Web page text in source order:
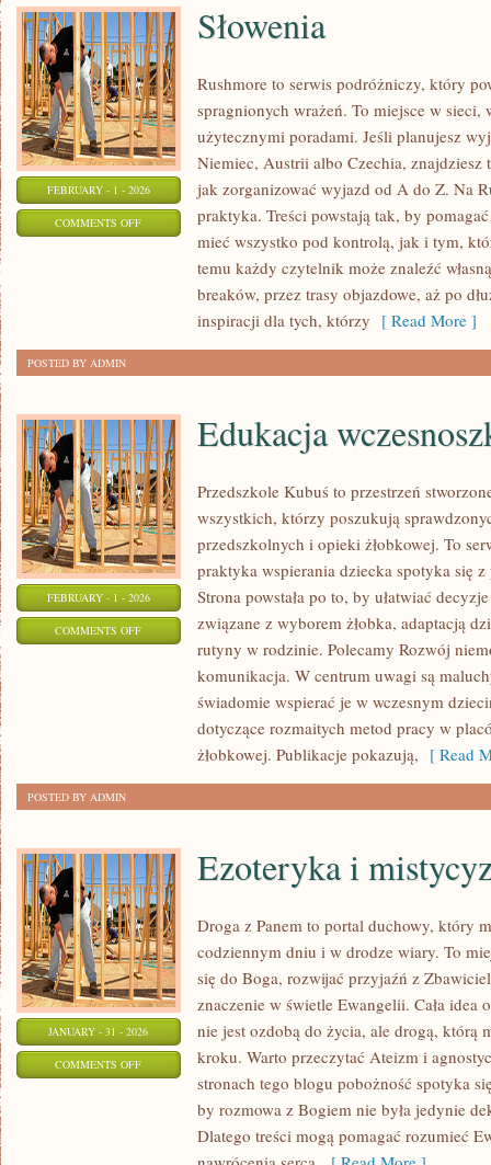
FEBRUARY - 1 - 2026
COMMENTS OFFON
Słowenia
Rushmore to serwis podróżniczy, który
spragnionych wrażeń. To miejsce w sieci,
użytecznymi poradami. Jeśli planujesz
Niemiec, Austrii albo Czechia, znajdziesz
jak zorganizować wyjazd od A do Z. Na
praktyka. Treści powstają tak, by
mieć wszystko pod kontrolą, jak i tym,
temu każdy czytelnik może znaleźć
breaków, przez trasy objazdowe, aż po
inspiracji dla tych, którzy [ Read More ]
POSTED BY ADMIN
FEBRUARY - 1 - 2026
COMMENTS OFFON
WCZESNOSZKOLNA
Edukacja
Przedszkole Kubuś to przestrzeń
wszystkich, którzy poszukują
przedszkolnych i opieki żłobkowej. To
praktyka wspierania dziecka spotyka się
Strona powstała po to, by ułatwiać
związane z wyborem żłobka, adaptacją
rutyny w rodzinie. Polecamy Rozwój
komunikacja. W centrum uwagi są
świadomie wspierać je w wczesnym
dotyczące rozmaitych metod pracy w
żłobkowej. Publikacje pokazują, [ Read
POSTED BY ADMIN
JANUARY - 31 - 2026
COMMENTS OFFON
EZOTERYKA
MISTYCYZM
Ezoteryka i
Droga z Panem to portal duchowy, który
codziennym dniu i w drodze wiary. To
się do Boga, rozwijać przyjaźń z
znaczenie w świetle Ewangelii. Cała idea
nie jest ozdobą do życia, ale drogą, którą
kroku. Warto przeczytać Ateizm i
stronach tego blogu pobożność spotyka
by rozmowa z Bogiem nie była jedynie
Dlatego treści mogą pomagać rozumieć